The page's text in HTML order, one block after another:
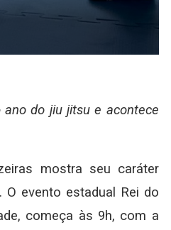
do jiu jitsu e acontece
mostra seu caráter
evento estadual Rei do
começa às 9h, com a